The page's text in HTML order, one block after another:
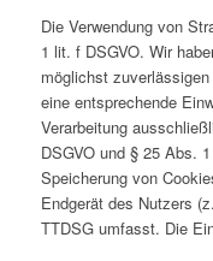
Die Verwendung von
1 lit. f DSGVO. Wir
möglichst
eine entsprechende
Verarbeitung
DSGVO und § 25 Abs.
Speicherung von
Endgerät des Nutzers
TTDSG umfasst. Die